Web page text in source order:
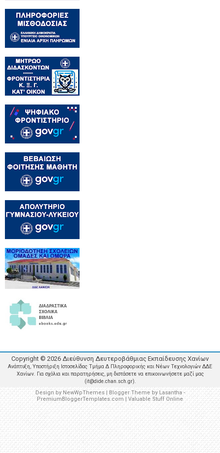
Copyright © 2026 Διεύθυνση Δευτεροβάθμιας Εκπαίδευσης Χανίων
Ανάπτυξη, Υποστήριξη Ιστοσελίδας Τμήμα Δ Πληροφορικής και Νέων Τεχνολογιών ΔΔΕ
Χανίων. Για σχόλια και παρατηρήσεις, μη διστάσετε να επικοινωνήσετε μαζί μας
(it@dide.chan.sch.gr).
Design byNewWpThemes| Blogger Theme byLasantha-
PremiumBloggerTemplates.com| Valuable Stuff Online